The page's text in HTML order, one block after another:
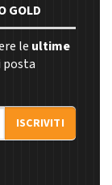
GOLD
le ultime
ISCRIVITI